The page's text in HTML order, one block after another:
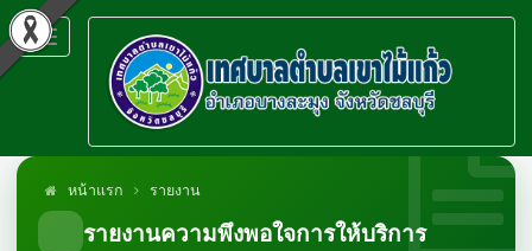
Toggle
navigation
หน้าแรก รายงาน
รายงานความพึงพอใจการให้บริการ